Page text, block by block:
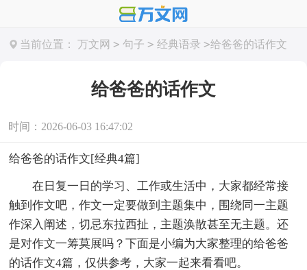
当前位置： 万文网 > 句子 > 经典语录 >给爸爸的话作文
给爸爸的话作文
时间：2026-06-03 16:47:02
给爸爸的话作文[经典4篇]
在日复一日的学习、工作或生活中，大家都经常接
触到作文吧，作文一定要做到主题集中，围绕同一主题
作深入阐述，切忌东拉西扯，主题涣散甚至无主题。还
是对作文一筹莫展吗？下面是小编为大家整理的给爸爸
的话作文4篇，仅供参考，大家一起来看看吧。